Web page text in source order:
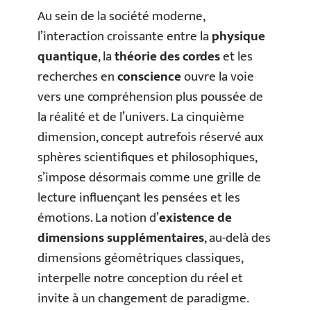
Au sein de la société moderne,
l’interaction croissante entre laphysique
quantique, lathéorie des cordeset les
recherches enconscienceouvre la voie
vers une compréhension plus poussée de
la réalité et de l’univers. La cinquième
dimension, concept autrefois réservé aux
sphères scientifiques et philosophiques,
s’impose désormais comme une grille de
lecture influençant les pensées et les
émotions. La notion d’existence de
dimensions supplémentaires, au-delà des
dimensions géométriques classiques,
interpelle notre conception du réel et
invite à un changement de paradigme.